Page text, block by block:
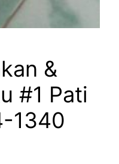
&
#1 Pati
1340